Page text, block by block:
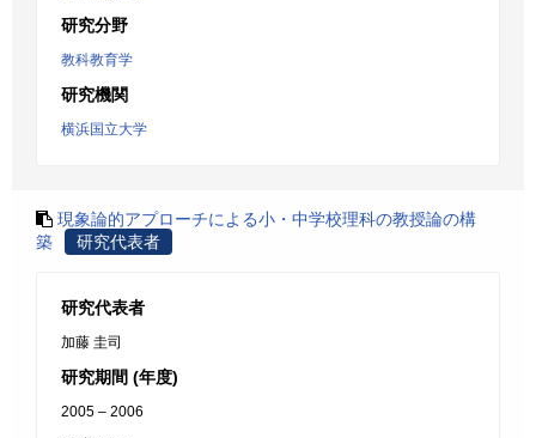
研究分野
教科教育学
研究機関
横浜国立大学
現象論的アプローチによる小・中学校理科の教授論の構
築
研究代表者
研究代表者
加藤 圭司
研究期間 (年度)
2005 – 2006